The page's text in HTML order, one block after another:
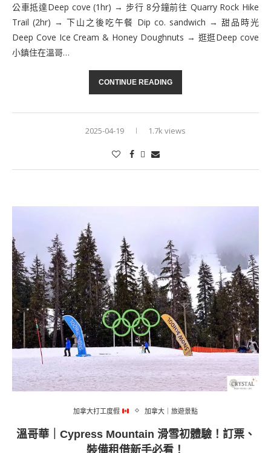
公車抵達Deep cove (1hr) → 步行 8分鐘前往 Quarry Rock Hike
Trail (2hr) → 下山之後吃午餐 Dip co. sandwich → 甜品時光
Deep Cove Ice Cream & Honey Doughnuts → 逛逛Deep cove
小鎮住在溫哥…
CONTINUE READING
2025-04-19 1.7k views
加拿大打工度假 加拿大｜旅遊景點
溫哥華｜Cypress Mountain 滑雪初體驗！訂票、
裝備租借新手必看！